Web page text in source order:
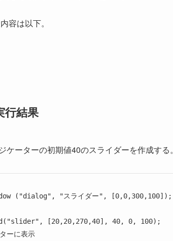
容は以下。
行結果
ケーターの初期値40のスライダーを作成する。
("dialog", "スライダー", [0,0,300,100]);
[20,20,270,40], 40, 0, 100);
ーに表示